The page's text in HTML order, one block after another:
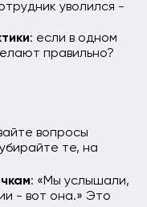
уволился -
: если в одном
правильно?
вопросы
те, на
: «Мы услышали,
- вот она.» Это